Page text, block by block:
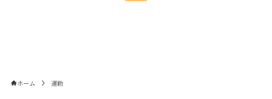
ホーム 運動